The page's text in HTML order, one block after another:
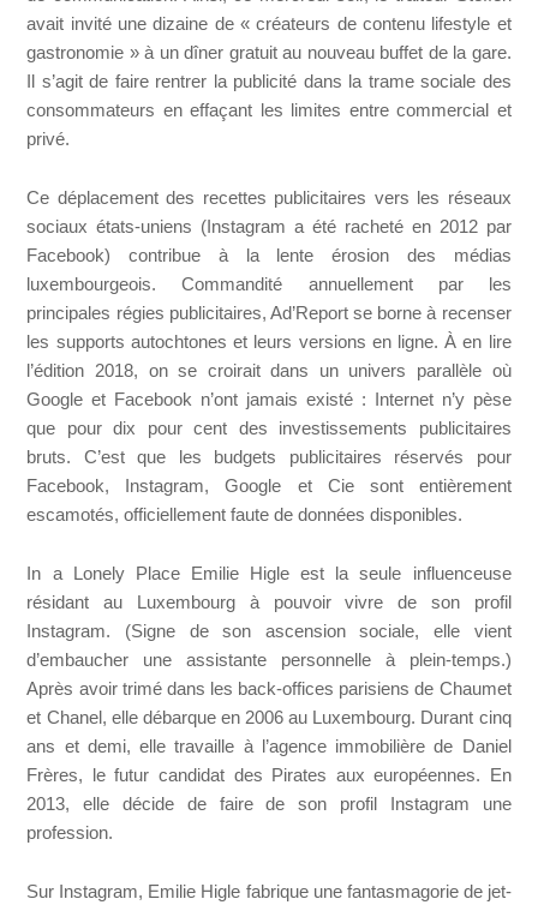
avait invité une dizaine de « créateurs de contenu lifestyle et
gastronomie » à un dîner gratuit au nouveau buffet de la gare.
Il s’agit de faire rentrer la publicité dans la trame sociale des
consommateurs en effaçant les limites entre commercial et
privé.
Ce déplacement des recettes publicitaires vers les réseaux
sociaux états-uniens (Instagram a été racheté en 2012 par
Facebook) contribue à la lente érosion des médias
luxembourgeois. Commandité annuellement par les
principales régies publicitaires, Ad’Report se borne à recenser
les supports autochtones et leurs versions en ligne. À en lire
l’édition 2018, on se croirait dans un univers parallèle où
Google et Facebook n’ont jamais existé : Internet n’y pèse
que pour dix pour cent des investissements publicitaires
bruts. C’est que les budgets publicitaires réservés pour
Facebook, Instagram, Google et Cie sont entièrement
escamotés, officiellement faute de données disponibles.
In a Lonely Place Emilie Higle est la seule influenceuse
résidant au Luxembourg à pouvoir vivre de son profil
Instagram. (Signe de son ascension sociale, elle vient
d’embaucher une assistante personnelle à plein-temps.)
Après avoir trimé dans les back-offices parisiens de Chaumet
et Chanel, elle débarque en 2006 au Luxembourg. Durant cinq
ans et demi, elle travaille à l’agence immobilière de Daniel
Frères, le futur candidat des Pirates aux européennes. En
2013, elle décide de faire de son profil Instagram une
profession.
Sur Instagram, Emilie Higle fabrique une fantasmagorie de jet-